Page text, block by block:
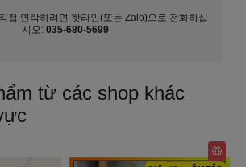
접 연락하려면 핫라인(또는 Zalo)으로 전화하십
시오: 035-680-5699
từ các shop khác